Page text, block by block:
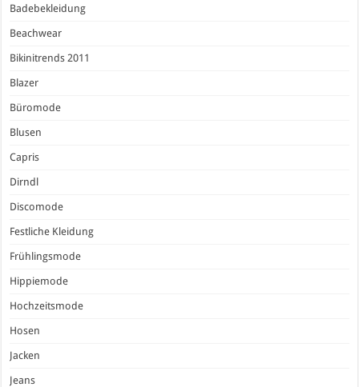
Badebekleidung
Beachwear
Bikinitrends 2011
Blazer
Büromode
Blusen
Capris
Dirndl
Discomode
Festliche Kleidung
Frühlingsmode
Hippiemode
Hochzeitsmode
Hosen
Jacken
Jeans